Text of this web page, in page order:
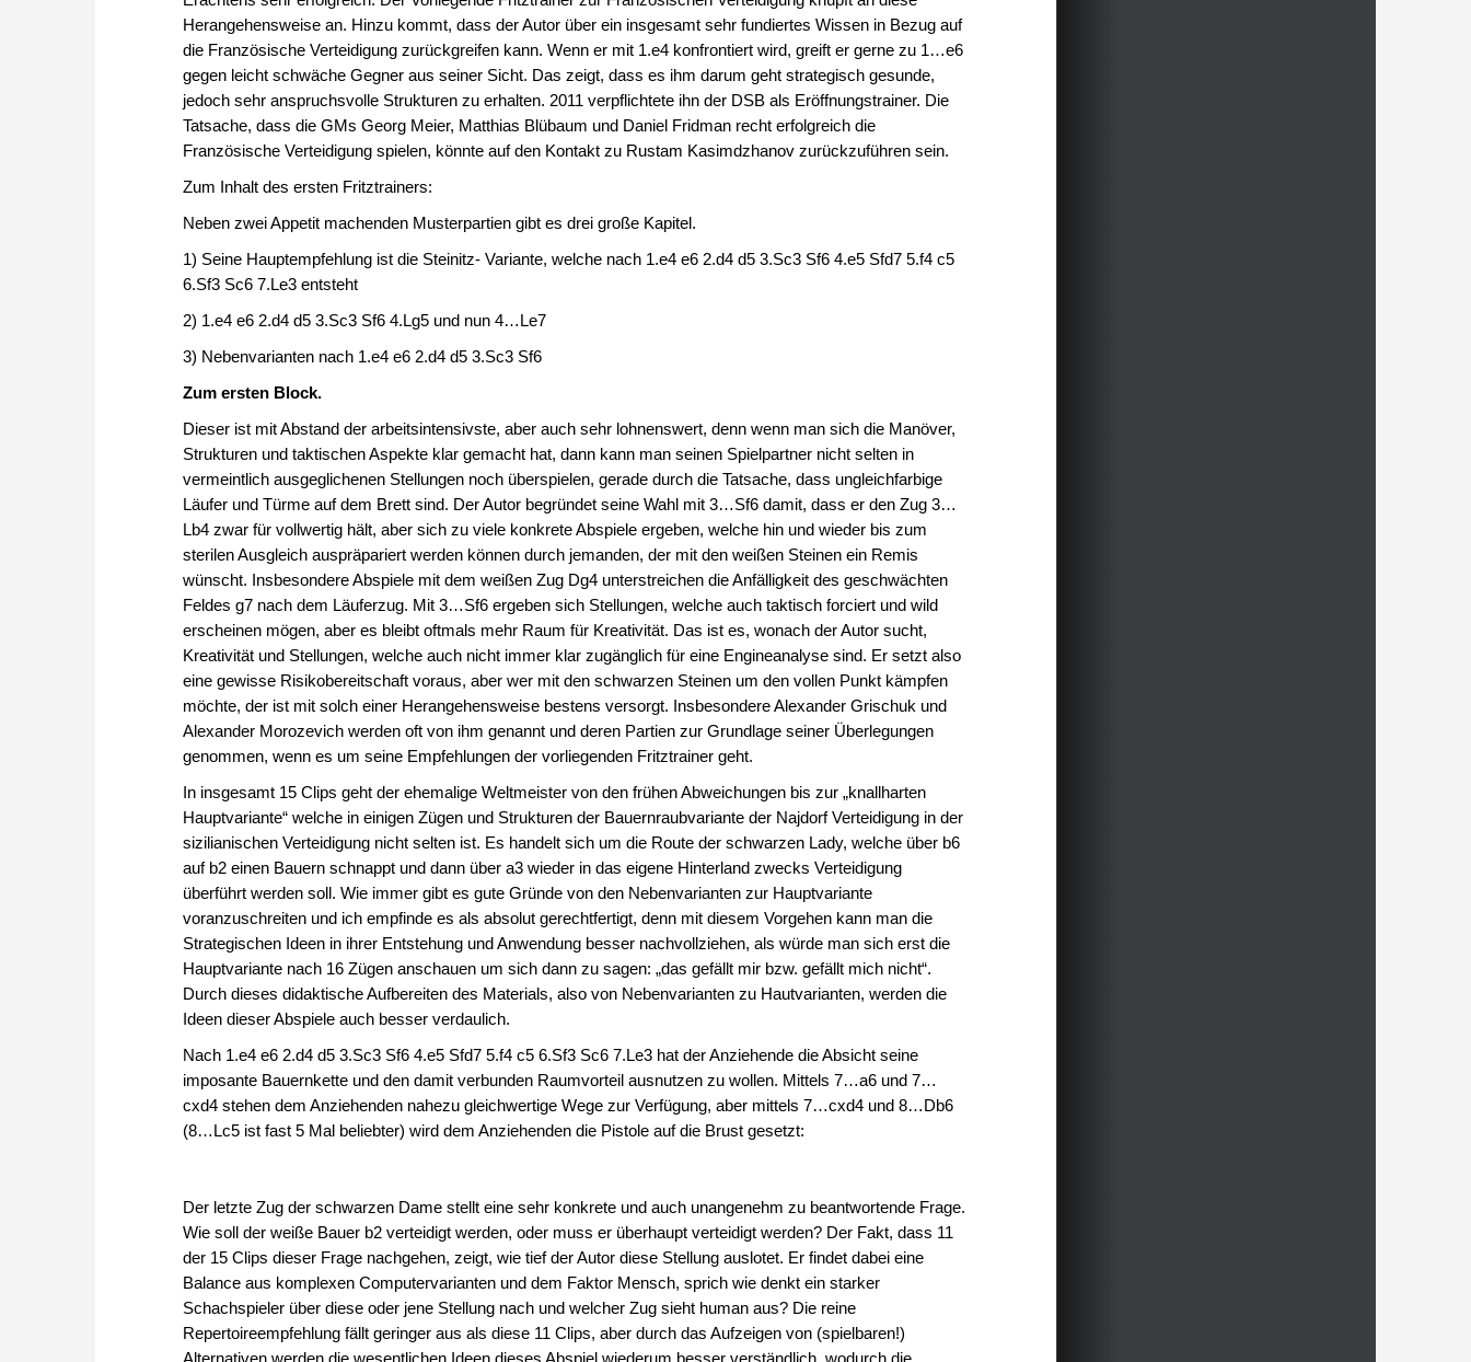
Herangehensweise an. Hinzu kommt, dass der Autor über ein insgesamt sehr fundiertes Wissen in Bezug auf
die Französische Verteidigung zurückgreifen kann. Wenn er mit 1.e4 konfrontiert wird, greift er gerne zu 1…e6
gegen leicht schwäche Gegner aus seiner Sicht. Das zeigt, dass es ihm darum geht strategisch gesunde,
jedoch sehr anspruchsvolle Strukturen zu erhalten. 2011 verpflichtete ihn der DSB als Eröffnungstrainer. Die
Tatsache, dass die GMs Georg Meier, Matthias Blübaum und Daniel Fridman recht erfolgreich die
Französische Verteidigung spielen, könnte auf den Kontakt zu Rustam Kasimdzhanov zurückzuführen sein.
Zum Inhalt des ersten Fritztrainers:
Neben zwei Appetit machenden Musterpartien gibt es drei große Kapitel.
1) Seine Hauptempfehlung ist die Steinitz- Variante, welche nach 1.e4 e6 2.d4 d5 3.Sc3 Sf6 4.e5 Sfd7 5.f4 c5
6.Sf3 Sc6 7.Le3 entsteht
2) 1.e4 e6 2.d4 d5 3.Sc3 Sf6 4.Lg5 und nun 4…Le7
3) Nebenvarianten nach 1.e4 e6 2.d4 d5 3.Sc3 Sf6
Zum ersten Block.
Dieser ist mit Abstand der arbeitsintensivste, aber auch sehr lohnenswert, denn wenn man sich die Manöver,
Strukturen und taktischen Aspekte klar gemacht hat, dann kann man seinen Spielpartner nicht selten in
vermeintlich ausgeglichenen Stellungen noch überspielen, gerade durch die Tatsache, dass ungleichfarbige
Läufer und Türme auf dem Brett sind. Der Autor begründet seine Wahl mit 3…Sf6 damit, dass er den Zug 3…
Lb4 zwar für vollwertig hält, aber sich zu viele konkrete Abspiele ergeben, welche hin und wieder bis zum
sterilen Ausgleich auspräpariert werden können durch jemanden, der mit den weißen Steinen ein Remis
wünscht. Insbesondere Abspiele mit dem weißen Zug Dg4 unterstreichen die Anfälligkeit des geschwächten
Feldes g7 nach dem Läuferzug. Mit 3…Sf6 ergeben sich Stellungen, welche auch taktisch forciert und wild
erscheinen mögen, aber es bleibt oftmals mehr Raum für Kreativität. Das ist es, wonach der Autor sucht,
Kreativität und Stellungen, welche auch nicht immer klar zugänglich für eine Engineanalyse sind. Er setzt also
eine gewisse Risikobereitschaft voraus, aber wer mit den schwarzen Steinen um den vollen Punkt kämpfen
möchte, der ist mit solch einer Herangehensweise bestens versorgt. Insbesondere Alexander Grischuk und
Alexander Morozevich werden oft von ihm genannt und deren Partien zur Grundlage seiner Überlegungen
genommen, wenn es um seine Empfehlungen der vorliegenden Fritztrainer geht.
In insgesamt 15 Clips geht der ehemalige Weltmeister von den frühen Abweichungen bis zur „knallharten
Hauptvariante“ welche in einigen Zügen und Strukturen der Bauernraubvariante der Najdorf Verteidigung in der
sizilianischen Verteidigung nicht selten ist. Es handelt sich um die Route der schwarzen Lady, welche über b6
auf b2 einen Bauern schnappt und dann über a3 wieder in das eigene Hinterland zwecks Verteidigung
überführt werden soll. Wie immer gibt es gute Gründe von den Nebenvarianten zur Hauptvariante
voranzuschreiten und ich empfinde es als absolut gerechtfertigt, denn mit diesem Vorgehen kann man die
Strategischen Ideen in ihrer Entstehung und Anwendung besser nachvollziehen, als würde man sich erst die
Hauptvariante nach 16 Zügen anschauen um sich dann zu sagen: „das gefällt mir bzw. gefällt mich nicht“.
Durch dieses didaktische Aufbereiten des Materials, also von Nebenvarianten zu Hautvarianten, werden die
Ideen dieser Abspiele auch besser verdaulich.
Nach 1.e4 e6 2.d4 d5 3.Sc3 Sf6 4.e5 Sfd7 5.f4 c5 6.Sf3 Sc6 7.Le3 hat der Anziehende die Absicht seine
imposante Bauernkette und den damit verbunden Raumvorteil ausnutzen zu wollen. Mittels 7…a6 und 7…
cxd4 stehen dem Anziehenden nahezu gleichwertige Wege zur Verfügung, aber mittels 7…cxd4 und 8…Db6
(8…Lc5 ist fast 5 Mal beliebter) wird dem Anziehenden die Pistole auf die Brust gesetzt:
Der letzte Zug der schwarzen Dame stellt eine sehr konkrete und auch unangenehm zu beantwortende Frage.
Wie soll der weiße Bauer b2 verteidigt werden, oder muss er überhaupt verteidigt werden? Der Fakt, dass 11
der 15 Clips dieser Frage nachgehen, zeigt, wie tief der Autor diese Stellung auslotet. Er findet dabei eine
Balance aus komplexen Computervarianten und dem Faktor Mensch, sprich wie denkt ein starker
Schachspieler über diese oder jene Stellung nach und welcher Zug sieht human aus? Die reine
Repertoireempfehlung fällt geringer aus als diese 11 Clips, aber durch das Aufzeigen von (spielbaren!)